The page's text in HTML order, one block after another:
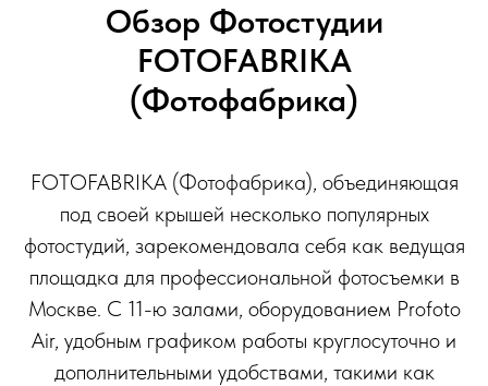
Обзор Фотостудии
FOTOFABRIKA
(Фотофабрика)
FOTOFABRIKA (Фотофабрика), объединяющая
под своей крышей несколько популярных
фотостудий, зарекомендовала себя как ведущая
площадка для профессиональной фотосъемки в
Москве. С 11-ю залами, оборудованием Profoto
Air, удобным графиком работы круглосуточно и
дополнительными удобствами, такими как